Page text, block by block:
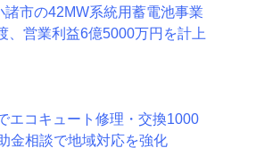
市の42MW系統用蓄電池事業
、営業利益6億5000万円を計上
エコキュート修理・交換1000
金相談で地域対応を強化